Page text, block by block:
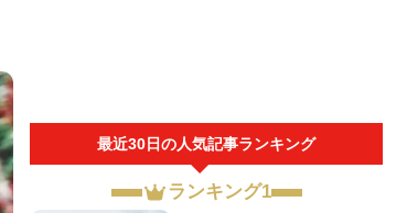
最近30日の人気記事ランキング
ランキング1